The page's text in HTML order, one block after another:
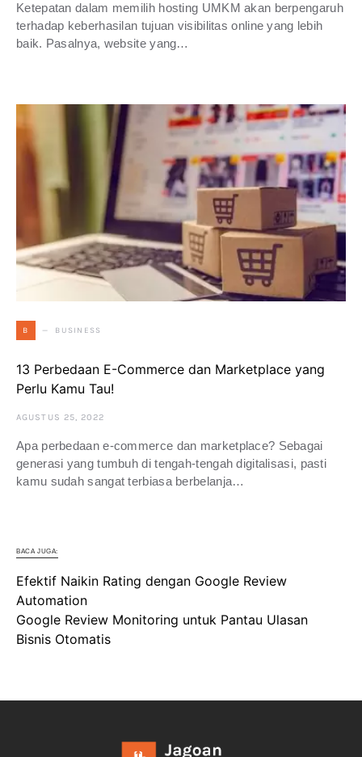
Ketepatan dalam memilih hosting UMKM akan berpengaruh
terhadap keberhasilan tujuan visibilitas online yang lebih
baik. Pasalnya, website yang…
B BUSINESS
13 Perbedaan E-Commerce dan Marketplace yang
Perlu Kamu Tau!
AGUSTUS 25, 2022
Apa perbedaan e-commerce dan marketplace? Sebagai
generasi yang tumbuh di tengah-tengah digitalisasi, pasti
kamu sudah sangat terbiasa berbelanja…
BACA JUGA:
Efektif Naikin Rating dengan Google Review
Automation
Google Review Monitoring untuk Pantau Ulasan
Bisnis Otomatis